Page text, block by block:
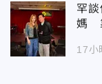
罕
媽
17小